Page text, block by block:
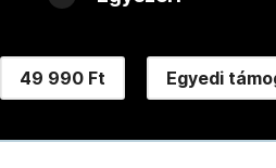
49 990 Ft Egyedi